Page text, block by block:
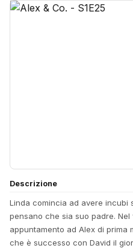
Descrizione
Linda comincia ad avere incubi
pensano che sia suo padre.
appuntamento ad Alex di prima
che è successo con David il